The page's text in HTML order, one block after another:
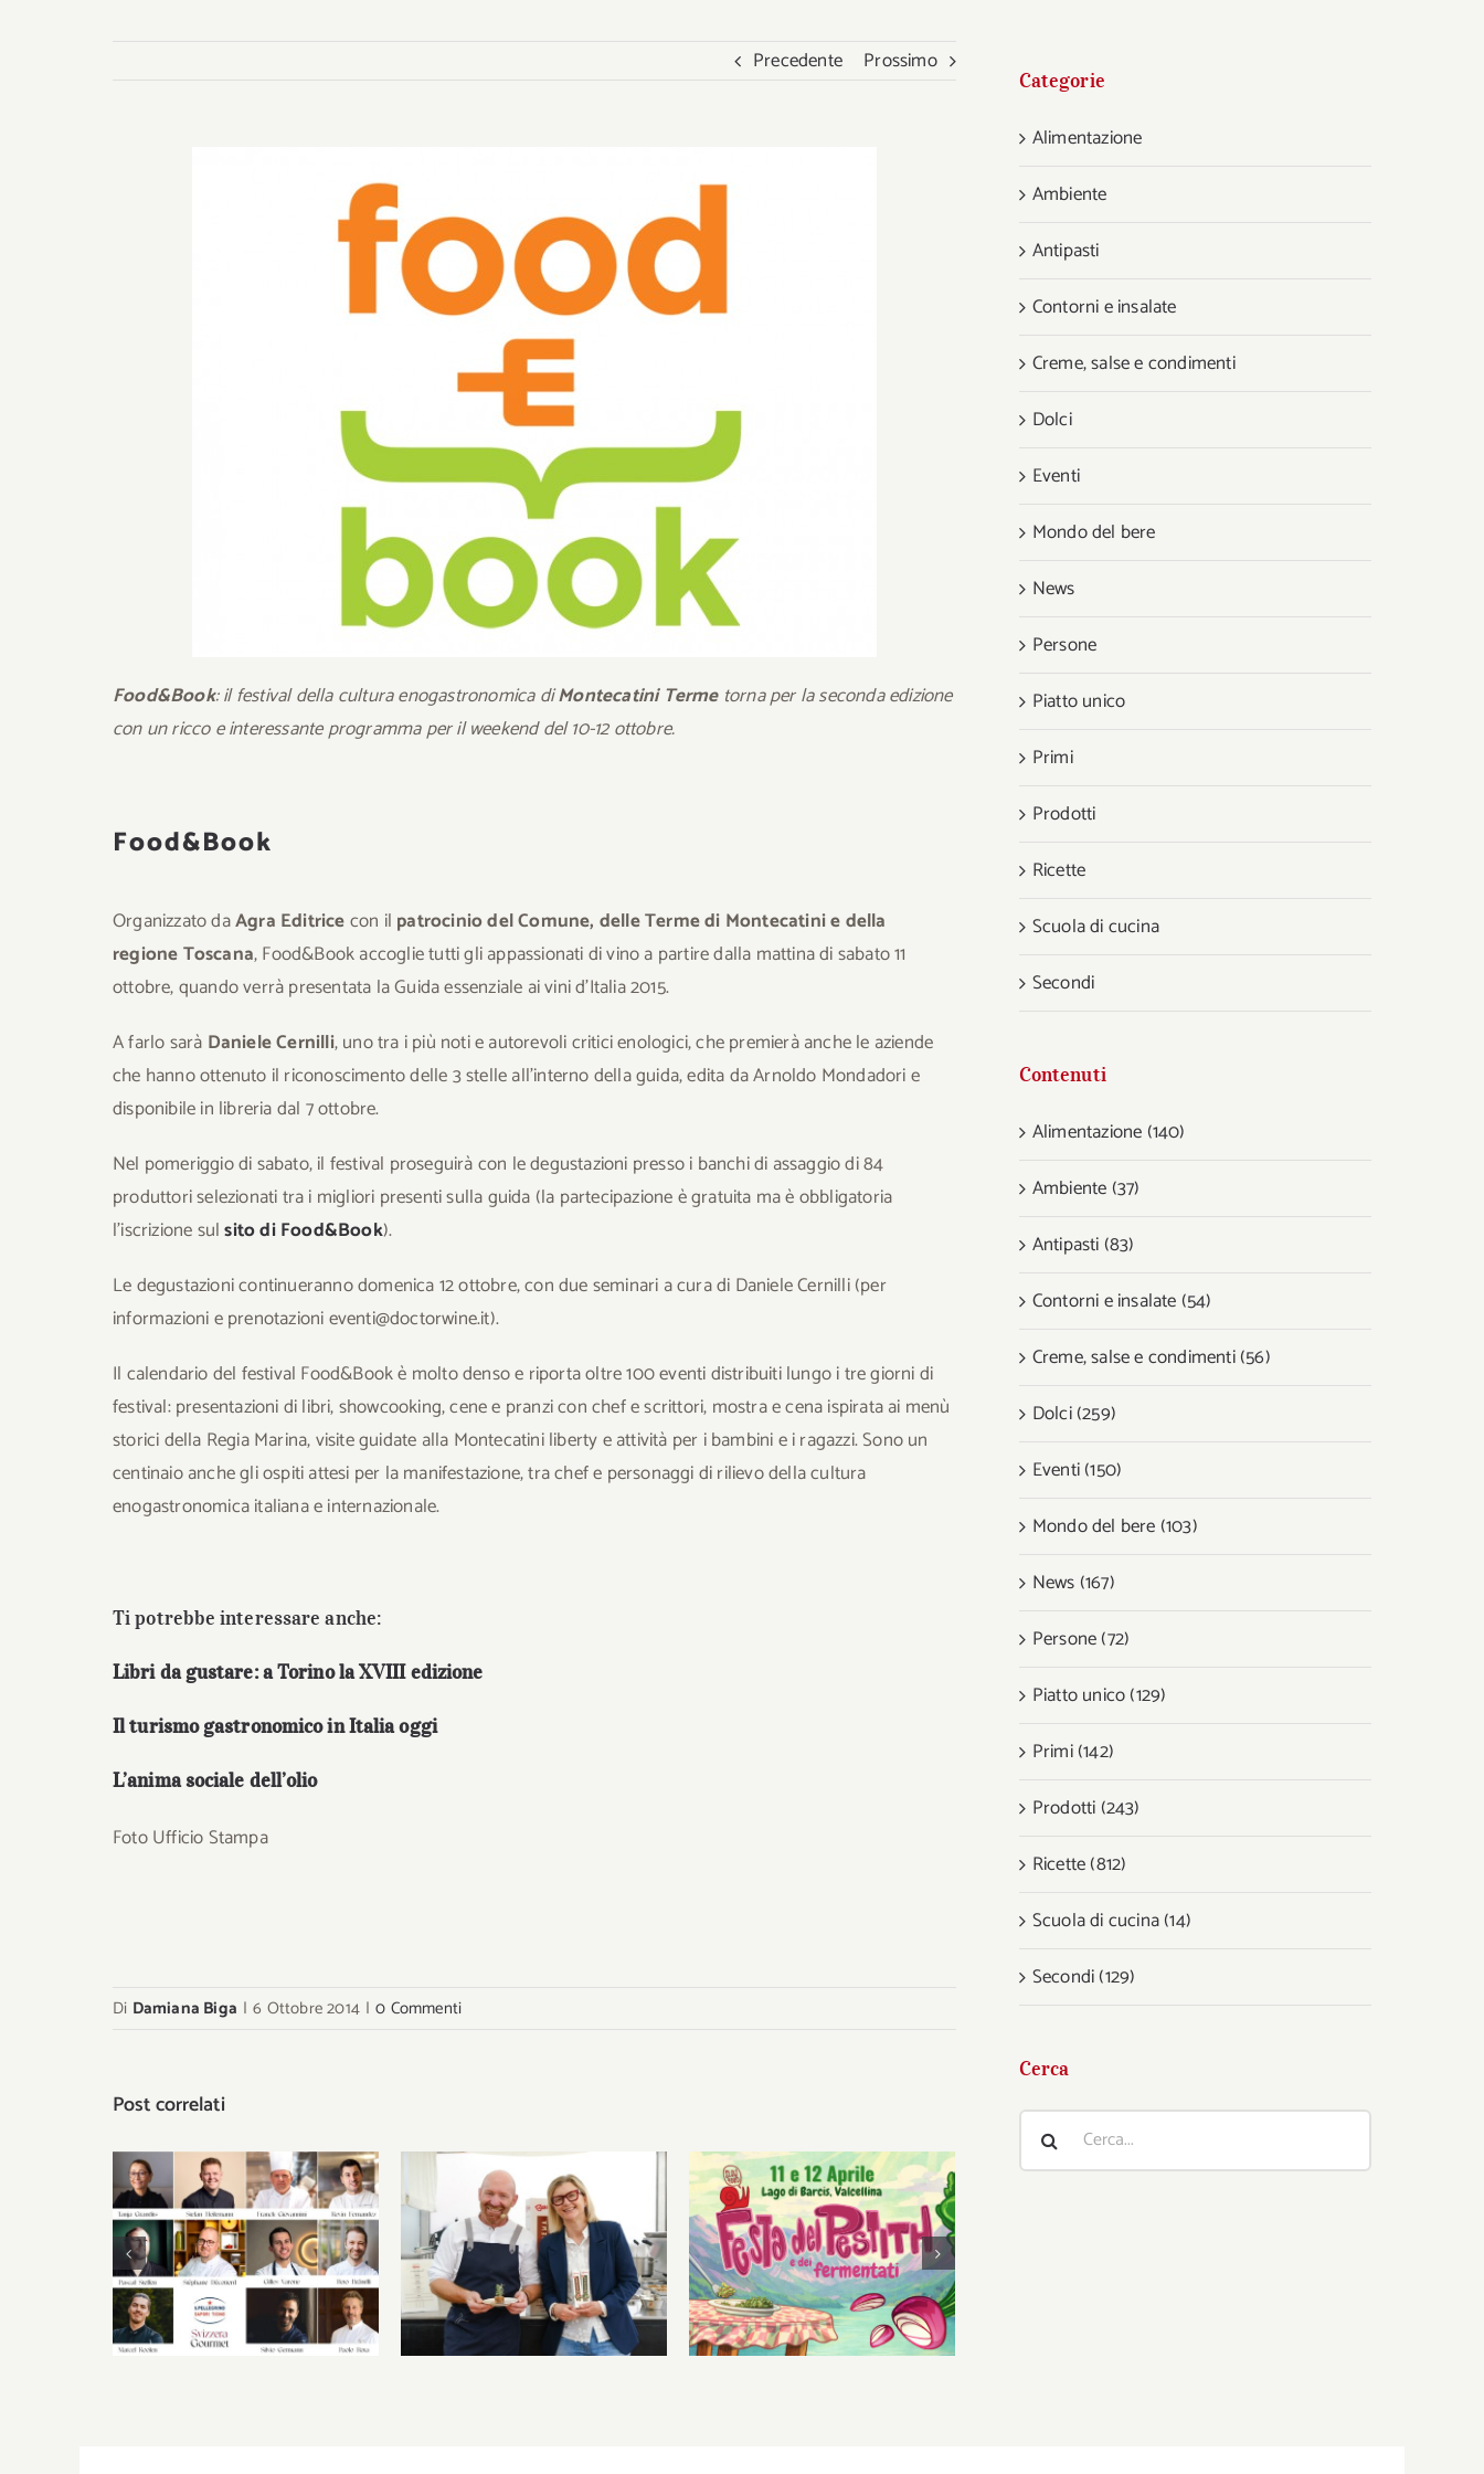
Precedente Prossimo
Food&Book: il festival della cultura enogastronomica diMontecatini Termetorna per la seconda edizione
con un ricco e interessante programma per il weekend del 10-12 ottobre.
Food&Book
Organizzato daAgra Editricecon il patrocinio del Comune, delle Terme di Montecatini e della
regione Toscana, Food&Book accoglie tutti gli appassionati di vino a partire dalla mattina di sabato 11
ottobre, quando verrà presentata la Guida essenziale ai vini d’Italia 2015.
A farlo sarà Daniele Cernilli, uno tra i più noti e autorevoli critici enologici, che premierà anche le aziende
che hanno ottenuto il riconoscimento delle 3 stelle all’interno della guida, edita da Arnoldo Mondadori e
disponibile in libreria dal 7 ottobre.
Nel pomeriggio di sabato, il festival proseguirà con le degustazioni presso i banchi di assaggio di 84
produttori selezionati tra i migliori presenti sulla guida (la partecipazione è gratuita ma è obbligatoria
l’iscrizione sulsito di Food&Book).
Le degustazioni continueranno domenica 12 ottobre, con due seminari a cura di Daniele Cernilli (per
informazioni e prenotazioni eventi@doctorwine.it).
Il calendario del festival Food&Book è molto denso e riporta oltre 100 eventi distribuiti lungo i tre giorni di
festival: presentazioni di libri, showcooking, cene e pranzi con chef e scrittori, mostra e cena ispirata ai menù
storici della Regia Marina, visite guidate alla Montecatini liberty e attività per i bambini e i ragazzi. Sono un
centinaio anche gli ospiti attesi per la manifestazione, tra chef e personaggi di rilievo della cultura
enogastronomica italiana e internazionale.
Ti potrebbe interessare anche:
Libri da gustare: a Torino la XVIII edizione
Il turismo gastronomico in Italia oggi
L’anima sociale dell’olio
Foto Ufficio Stampa
Di Damiana Biga | 6 Ottobre 2014 | 0 Commenti
Post correlati
Categorie
Alimentazione
Ambiente
Antipasti
Contorni e insalate
Creme, salse e condimenti
Dolci
Eventi
Mondo del bere
News
Persone
Piatto unico
Primi
Prodotti
Ricette
Scuola di cucina
Secondi
Contenuti
Alimentazione (140)
Ambiente (37)
Antipasti (83)
Contorni e insalate (54)
Creme, salse e condimenti (56)
Dolci (259)
Eventi (150)
Mondo del bere (103)
News (167)
Persone (72)
Piatto unico (129)
Primi (142)
Prodotti (243)
Ricette (812)
Scuola di cucina (14)
Secondi (129)
Cerca
Cerca
per: